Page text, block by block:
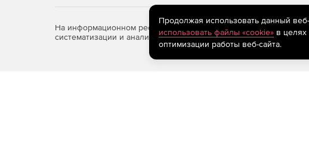
На информационном ресурсе store.softline.ru применяются
систематизации и анализа сведений, относящихся к
Продолжая использовать данный
использовать файлы «cookie»в целях
оптимизации работы веб-сайта.